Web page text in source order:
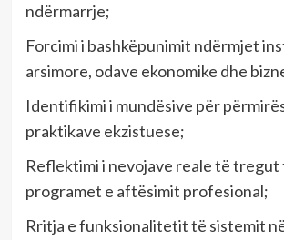
ndërmarrje;
Forcimi i bashkëpunimit ndërmjet
arsimore, odave ekonomike dhe
Identifikimi i mundësive për
praktikave ekzistuese;
Reflektimi i nevojave reale të tregut
programet e aftësimit profesional;
Rritja e funksionalitetit të sistemit